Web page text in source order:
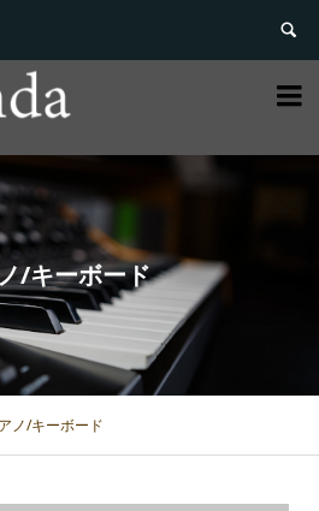


/キーボード
ノ/キーボード